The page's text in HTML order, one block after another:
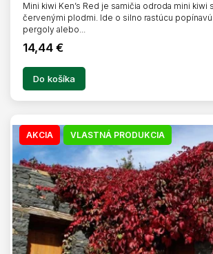
14,44 €
Do košíka
Mini kiwi Ken’s Red je samičia odroda mini kiwi
červenými plodmi. Ide o silno rastúcu popínavú
pergoly alebo...
AKCIA VLASTNÁ PRODUKCIA